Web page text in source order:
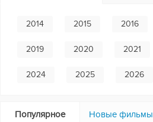
2014 2015 2016
2019 2020 2021
2024 2025 2026
Популярное Новые фильмы